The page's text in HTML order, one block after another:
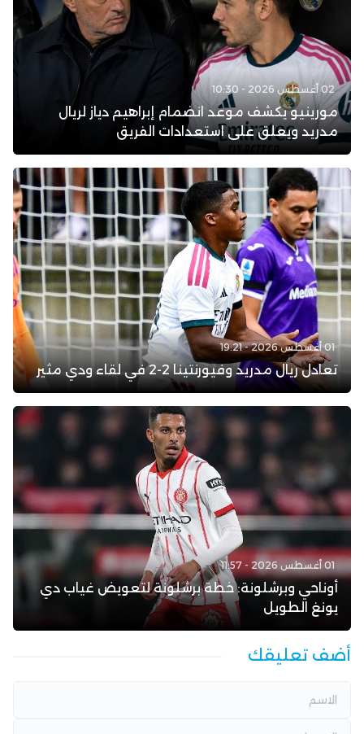
02 أغسطس 2026 - 10:30
مورينيو يكشف موعد انضمام إبراهيم دياز لريال
مدريد ويعلق على استعدادات الفريق
01 أغسطس 2026 - 19:21
تعادل ريال مدريد وفيورنتينا 2-2 في لقاء ودي مثير
01 أغسطس 2026 - 11:57
أوناحي وبرشلونة: خطة برشلونة لتعويض غياب دي
يونغ الطويل
أضف تعليقك